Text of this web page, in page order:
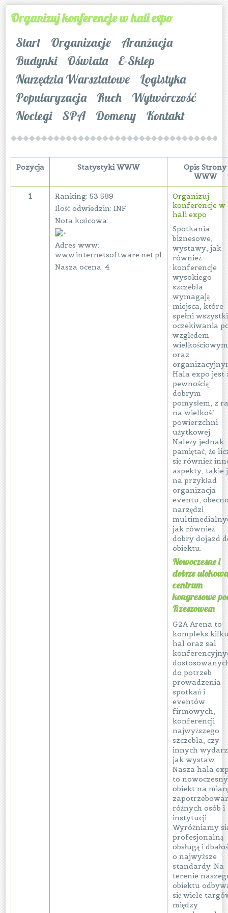
Organizuj konferencje w hali expo
Start
Organizacje
Aranżacja
Budynki
Oświata
E-Sklep
Narzędzia Warsztatowe
Logistyka
Popularyzacja
Ruch
Wytwórczość
Noclegi
SPA Domeny Kontakt
Pozycja Statystyki WWW
Opis Strony
WWW
1
Ranking: 53 589
Ilość odwiedzin: INF
Nota końcowa:
Adres www:
www.internetsoftware.net.pl
Nasza ocena: 4
Organizuj
konferencje w
hali expo
Spotkania
biznesowe,
wystawy, jak
również
konferencje
wysokiego
szczebla
wymagają
miejsca, które
spełni
oczekiwania
względem
wielkościowym
oraz
Hala expo jest
pewnością
dobrym
pomysłem, z
na wielkość
powierzchni
użytkowej.
Należy jednak
pamiętać, że
się również
aspekty, takie
na przykład
organizacja
eventu,
narzędzi
jak również
dobry dojazd
obiektu.
Nowoczesne i
dobrze
centrum
kongresowe
Rzeszowem
G2A Arena to
kompleks
hal oraz sal
do potrzeb
prowadzenia
spotkań i
eventów
firmowych,
konferencji
najwyższego
szczebla, czy
innych
jak wystaw.
Nasza hala
to nowoczesny
obiekt na
różnych osób i
instytucji.
Wyróżniamy
profesjonalną
obsługą i
o najwyższe
standardy. Na
terenie
obiektu
się wiele
między